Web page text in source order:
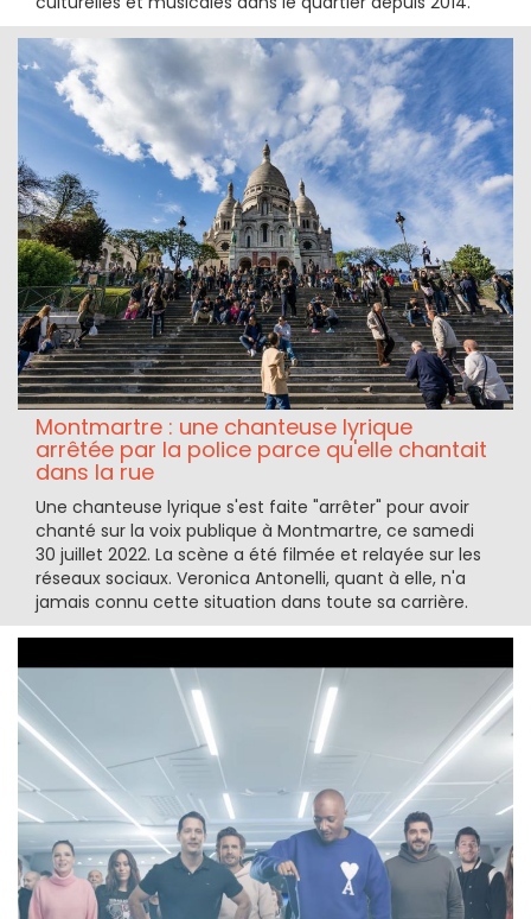
Montmartre : une chanteuse lyrique
arrêtée par la police parce qu'elle chantait
dans la rue
Une chanteuse lyrique s'est faite "arrêter" pour avoir
chanté sur la voix publique à Montmartre, ce samedi
30 juillet 2022. La scène a été filmée et relayée sur les
réseaux sociaux. Veronica Antonelli, quant à elle, n'a
jamais connu cette situation dans toute sa carrière.